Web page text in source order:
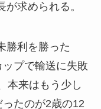
求められる。
勝利を勝った
プで輸送に失敗
本来はもう少し
たのが2歳の12